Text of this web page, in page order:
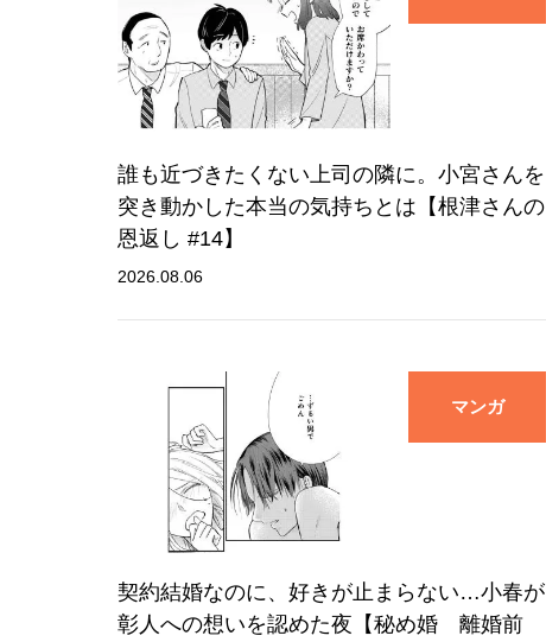
誰も近づきたくない上司の隣に。小宮さんを
突き動かした本当の気持ちとは【根津さんの
恩返し #14】
2026.08.06
マンガ
契約結婚なのに、好きが止まらない…小春が
彰人への想いを認めた夜【秘め婚 離婚前